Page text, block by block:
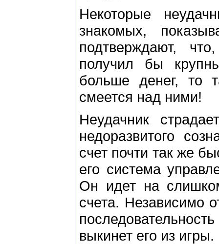
Некоторые
знакомых,
подтверждают,
получил бы
больше денег, то
смеется над ними!
Неудачник
недоразвитого
счет почти так же
его система
Он идет на
счета. Независимо
выкинет его из игры.